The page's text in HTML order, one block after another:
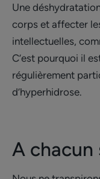
Une
corps et affecter
intellectuelles,
C’est pourquoi il
régulièrement
d’hyperhidrose.
A chacun